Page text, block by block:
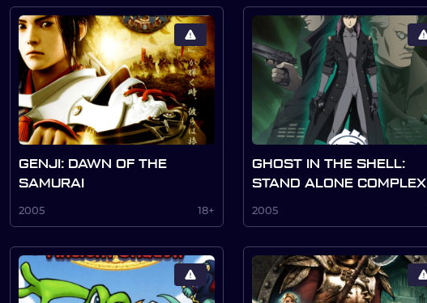
GENJI: DAWN OF THE
SAMURAI
2005 18+
GHOST IN THE SHELL:
STAND ALONE COMPLEX
2005